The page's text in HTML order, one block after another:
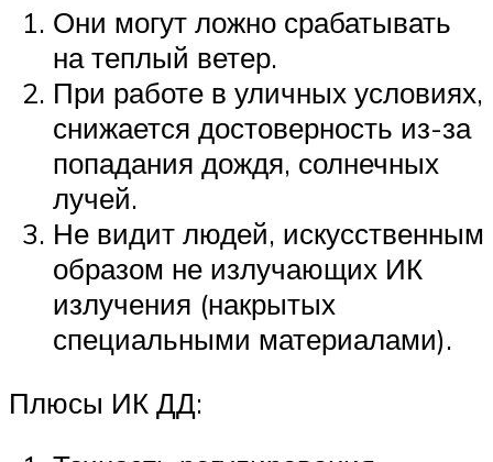
Они могут ложно срабатывать
на теплый ветер.
При работе в уличных условиях,
снижается достоверность из-за
попадания дождя, солнечных
лучей.
Не видит людей, искусственным
образом не излучающих ИК
излучения (накрытых
специальными материалами).
Плюсы ИК ДД: